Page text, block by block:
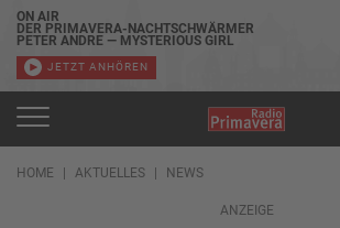
ON AIR
DER PRIMAVERA-NACHTSCHWÄRMER
PETER ANDRE — MYSTERIOUS GIRL
JETZT ANHÖREN
HOME AKTUELLES NEWS
ANZEIGE